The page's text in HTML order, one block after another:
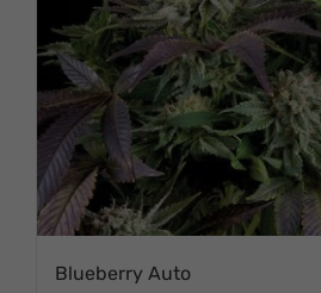
Blueberry Auto